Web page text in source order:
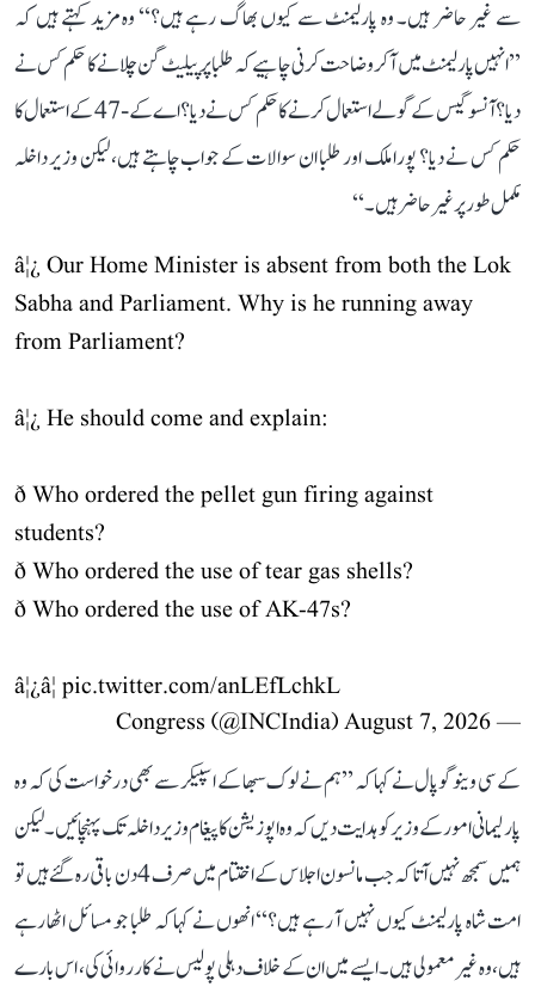
سے غیر حاضر ہیں۔ وہ پارلیمنٹ سے کیوں بھاگ رہے ہیں؟‘‘ وہ مزید کہتے ہیں کہ
’’انہیں پارلیمنٹ میں آ کر وضاحت کرنی چاہیے کہ طلبا پر پیلیٹ گن چلانے کا حکم کس نے
دیا؟ آنسو گیس کے گولے استعمال کرنے کا حکم کس نے دیا؟ اے کے-47 کے استعمال کا
حکم کس نے دیا؟ پورا ملک اور طلبا ان سوالات کے جواب چاہتے ہیں، لیکن وزیر داخلہ
مکمل طور پر غیر حاضر ہیں۔‘‘
â¦¿ Our Home Minister is absent from both the Lok
Sabha and Parliament. Why is he running away
from Parliament?
â¦¿ He should come and explain:
ð Who ordered the pellet gun firing against
students?
ð Who ordered the use of tear gas shells?
ð Who ordered the use of AK-47s?
â¦¿â¦ pic.twitter.com/anLEfLchkL
— Congress (@INCIndia)
August 7, 2026
کے سی وینوگوپال نے کہا کہ ’’ہم نے لوک سبھا کے اسپیکر سے بھی درخواست کی کہ وہ
پارلیمانی امور کے وزیر کو ہدایت دیں کہ وہ اپوزیشن کا پیغام وزیر داخلہ تک پہنچائیں۔ لیکن
ہمیں سمجھ نہیں آتا کہ جب مانسون اجلاس کے اختتام میں صرف 4 دن باقی رہ گئے ہیں تو
امت شاہ پارلیمنٹ کیوں نہیں آ رہے ہیں؟‘‘ انھوں نے کہا کہ طلبا جو مسائل اٹھا رہے
ہیں، وہ غیر معمولی ہیں۔ ایسے میں ان کے خلاف دہلی پولیس نے کارروائی کی، اس بارے